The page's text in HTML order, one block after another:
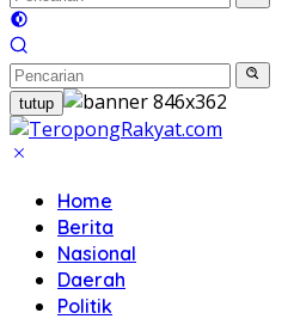
tutup
Home
Berita
Nasional
Daerah
Politik